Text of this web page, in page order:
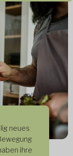
neues
ihre